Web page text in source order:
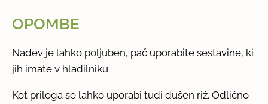
OPOMBE
Nadev je lahko poljuben, pač uporabite sestavine, ki
jih imate v hladilniku.
Kot priloga se lahko uporabi tudi dušen riž. Odlično